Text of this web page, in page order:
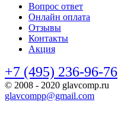
Вопрос ответ
Онлайн оплата
Отзывы
Контакты
Акция
+7 (495) 236-96-76
© 2008 - 2020 glavcomp.ru
glavcompp@gmail.com